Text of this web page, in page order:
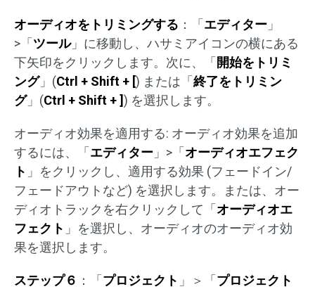
オーディオをトリミングする ：「 エディター 」
>「 ツール」に移動し、ハサミアイコンの横にある
下矢印をクリックします。次に、「 開始をトリミ
ング」(Ctrl + Shift + [) または「 終了をトリミン
グ」(Ctrl + Shift + ]) を選択します。
オーディオ効果を適用する: オーディオ効果を追加
するには、「 エディター 」>「 オーディオエフェク
ト 」をクリックし、適用する効果 (フェードイン/
フェードアウトなど) を選択します。または、オー
ディオトラックを右クリックして「 オーディオエ
フェクト 」を選択し、オーディオのオーディオ効
果を選択します。
ステップ６ ：「 プロジェクト 」＞「 プロジェクト